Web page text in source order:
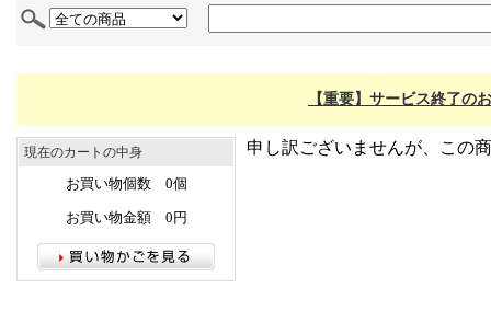
【重要】サービス終了の
現在のカートの中身
お買い物個数 0個
お買い物金額 0円
申し訳ございませんが、この